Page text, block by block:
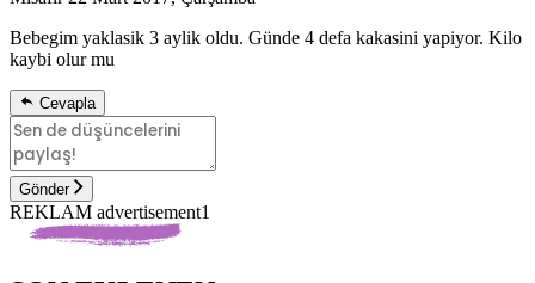
Bebegim yaklasik 3 aylik oldu. Günde 4 defa kakasini yapiyor. Kilo
kaybi olur mu
Cevapla
Gönder
REKLAM advertisement1